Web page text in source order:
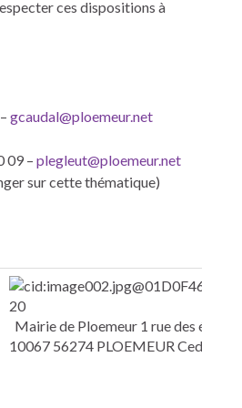
ces dispositions à
gcaudal@ploemeur.net
09 – plegleut@ploemeur.net
sur cette thématique)
Mairie de Ploemeur 1 rue des écoles
10067 56274 PLOEMEUR